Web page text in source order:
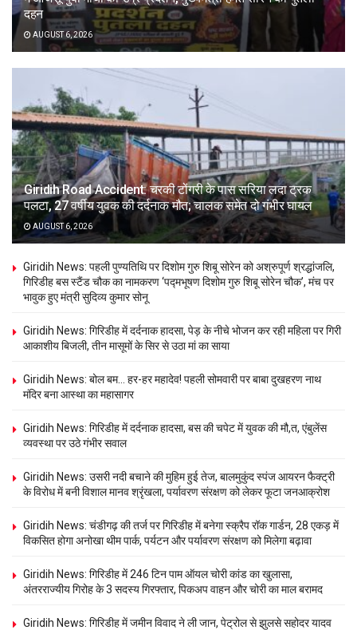
दहन
AUGUST 6, 2026
Giridih Road Accident: चरकी टोंगरी के पास सरिया लदा ट्रक
पलटा, 27 वर्षीय युवक की दर्दनाक मौत; चालक समेत दो गंभीर घायल
AUGUST 6, 2026
Giridih News: पहली पुण्यतिथि पर दिशोम गुरु शिबू सोरेन को अश्रुपूर्ण श्रद्धांजलि,
गिरिडीह बस स्टैंड चौक का नामकरण ‘पद्मभूषण दिशोम गुरु शिबू सोरेन चौक’, मंच पर
भावुक हुए मंत्री सुदिव्य कुमार सोनू
Giridih News: गिरिडीह में दर्दनाक हादसा, पेड़ के नीचे भोजन कर रही महिला पर गिरी
आकाशीय बिजली, तीन मासूमों के सिर से उठा मां का साया
Giridih News: बोल बम… हर-हर महादेव! पहली सोमवारी पर बाबा दुखहरण नाथ
मंदिर बना आस्था का महासागर
Giridih News: गिरिडीह में दर्दनाक हादसा, बस की चपेट में युवक की मौ,त, एंबुलेंस
व्यवस्था पर उठे गंभीर सवाल
Giridih News: उसरी नदी बचाने की मुहिम हुई तेज, बालमुकुंद स्पंज आयरन फैक्ट्री
के विरोध में बनी विशाल मानव श्रृंखला, पर्यावरण संरक्षण को लेकर फूटा जनआक्रोश
Giridih News: चंडीगढ़ की तर्ज पर गिरिडीह में बनेगा स्क्रैप रॉक गार्डन, 28 एकड़ में
विकसित होगा अनोखा थीम पार्क, पर्यटन और पर्यावरण संरक्षण को मिलेगा बढ़ावा
Giridih News: गिरिडीह में 246 टिन पाम ऑयल चोरी कांड का खुलासा,
अंतरराज्यीय गिरोह के 3 सदस्य गिरफ्तार, पिकअप वाहन और चोरी का माल बरामद
Giridih News: गिरिडीह में जमीन विवाद ने ली जान, पेट्रोल से झुलसे सहोदर यादव